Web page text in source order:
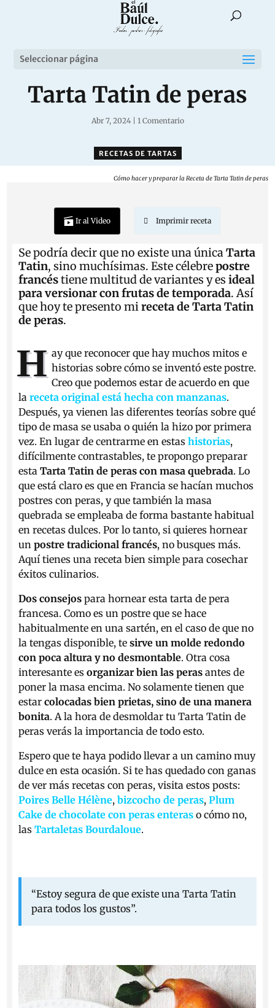
Seleccionar página
Tarta Tatin de peras
Abr 7, 2024| 1 Comentario
RECETAS DE TARTAS
Cómo hacer y preparar la Receta de Tarta Tatin de peras
Ir al Video Imprimir receta
Se podría decir que no existe una únicaTarta
Tatin, sino muchísimas. Este célebrepostre
francéstiene multitud de variantes y esideal
para versionar con frutas de temporada. Así
que hoy te presento mireceta de Tarta Tatin
de peras.
H ay que reconocer que hay muchos mitos e
historias sobre cómo se inventó este postre.
Creo que podemos estar de acuerdo en que
lareceta original está hecha con manzanas.
Después, ya vienen las diferentes teorías sobre qué
tipo de masa se usaba o quién la hizo por primera
vez. En lugar de centrarme en estashistorias,
difícilmente contrastables, te propongo preparar
estaTarta Tatin de peras con masa quebrada. Lo
que está claro es que en Francia se hacían muchos
postres con peras, y que también la masa
quebrada se empleaba de forma bastante habitual
en recetas dulces. Por lo tanto, si quieres hornear
unpostre tradicional francés, no busques más.
Aquí tienes una receta bien simple para cosechar
éxitos culinarios.
Dos consejos para hornear esta tarta de pera
francesa. Como es un postre que se hace
habitualmente en una sartén, en el caso de que no
la tengas disponible, tesirve un molde redondo
con poca altura y no desmontable. Otra cosa
interesante esorganizar bien las peras antes de
poner la masa encima. No solamente tienen que
estarcolocadas bien prietas, sino de una manera
bonita. A la hora de desmoldar tu Tarta Tatin de
peras verás la importancia de todo esto.
Espero que te haya podido llevar a un camino muy
dulce en esta ocasión. Si te has quedado con ganas
de ver más recetas con peras, visita estos posts:
Poires Belle Hélène,bizcocho de peras,Plum
Cake de chocolate con peras enteras o cómo no,
lasTartaletas Bourdaloue.
“Estoy segura de que existe una Tarta Tatin
para todos los gustos”.